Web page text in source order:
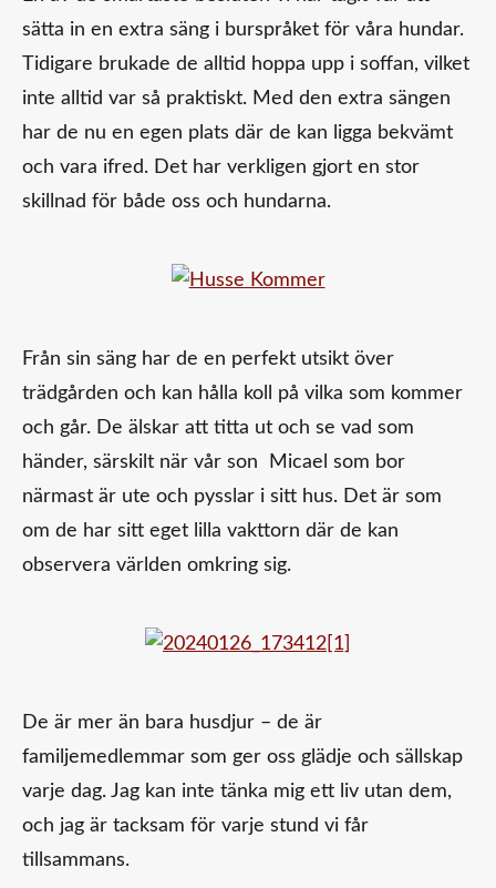
sätta in en extra säng i burspråket för våra hundar.
Tidigare brukade de alltid hoppa upp i soffan, vilket
inte alltid var så praktiskt. Med den extra sängen
har de nu en egen plats där de kan ligga bekvämt
och vara ifred. Det har verkligen gjort en stor
skillnad för både oss och hundarna.
Från sin säng har de en perfekt utsikt över
trädgården och kan hålla koll på vilka som kommer
och går. De älskar att titta ut och se vad som
händer, särskilt när vår son Micael som bor
närmast är ute och pysslar i sitt hus. Det är som
om de har sitt eget lilla vakttorn där de kan
observera världen omkring sig.
De är mer än bara husdjur – de är
familjemedlemmar som ger oss glädje och sällskap
varje dag. Jag kan inte tänka mig ett liv utan dem,
och jag är tacksam för varje stund vi får
tillsammans.